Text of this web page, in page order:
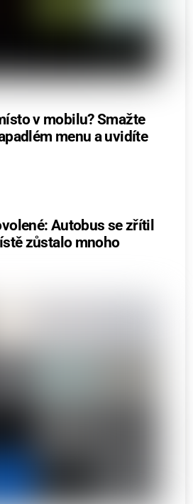
v mobilu? Smažte
menu a uvidíte
Autobus se zřítil
zůstalo mnoho